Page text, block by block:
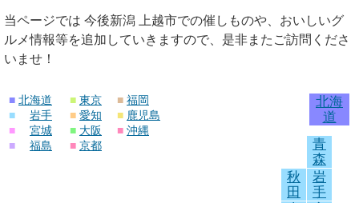
当ページでは 今後新潟 上越市での催しものや、おいしいグ
ルメ情報等を追加していきますので、是非またご訪問くださ
いませ！
■ 北海道
■
岩手
■
宮城
■
福島
■ 東京
■ 愛知
■ 大阪
■ 京都
■ 福岡
■ 鹿児島
■ 沖縄
北海
道
青
森
秋
田
岩
手